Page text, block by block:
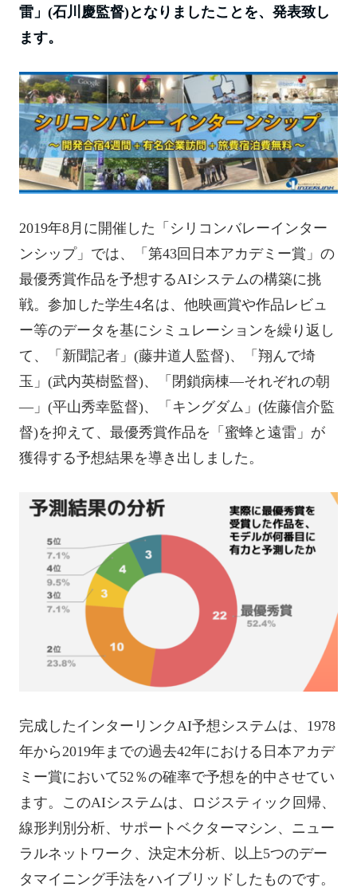
雷」(石川慶監督)となりましたことを、発表致し
ます。
2019年8月に開催した「シリコンバレーインター
ンシップ」では、「第43回日本アカデミー賞」の
最優秀賞作品を予想するAIシステムの構築に挑
戦。参加した学生4名は、他映画賞や作品レビュ
ー等のデータを基にシミュレーションを繰り返し
て、「新聞記者」(藤井道人監督)、「翔んで埼
玉」(武内英樹監督)、「閉鎖病棟―それぞれの朝
―」(平山秀幸監督)、「キングダム」(佐藤信介監
督)を抑えて、最優秀賞作品を「蜜蜂と遠雷」が
獲得する予想結果を導き出しました。
完成したインターリンクAI予想システムは、1978
年から2019年までの過去42年における日本アカデ
ミー賞において52％の確率で予想を的中させてい
ます。このAIシステムは、ロジスティック回帰、
線形判別分析、サポートベクターマシン、ニュー
ラルネットワーク、決定木分析、以上5つのデー
タマイニング手法をハイブリッドしたものです。